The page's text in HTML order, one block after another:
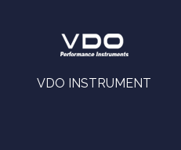
VDO INSTRUMENT